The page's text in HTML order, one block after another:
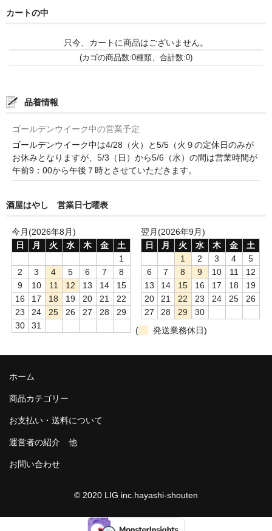
神亀 神亀酒造（埼玉県蓮田市）
長珍 長珍酒造（愛知県津島市）
るみ子の酒・英・妙の華 森喜酒造（三重県伊賀市）
大治郎・喜量能 畑酒造（滋賀県東近江市）
秋鹿・奥鹿 秋鹿酒造（大阪府豊能郡能勢町）
竹泉 田治米（兵庫県朝来市）
奥播磨 下村酒造店（兵庫県姫路市安富町）
諏訪泉 諏訪酒造（鳥取県八頭郡智頭町）
✚旭日 旭日酒造（島根県出雲市）
悦凱陣 丸尾本店（香川県琴平市）
旭菊・綾花 旭菊酒造（福岡県久留米市）
明るい農村 霧島町蒸留所（鹿児島県霧島市）
鶴見 大石酒造（鹿児島県阿久根市）
鉄輪 瑞鷹（熊本県熊本市）
自 然 派 ワ イ ン
France/ﾌﾗﾝｽ
カートの中
只今、カートに商品はございません。
(カゴの商品数:0種類、合計数:0)
品着情報
ゴールデンウイーク中の営業予定
ゴールデンウイーク中は4/28（火）と5/5（火９の定休日のみが
お休みとなりますが、5/3（日）から5/6（水）の間は営業時間が
午前9：00から午後７時とさせていただきます。
酒屋はやし 営業日七曜表
今月(2026年8月)
日
月 火 水 木 金
土
1
2
3 4 5 6 7
8
9
10 11 12 13 14
15
16
17 18 19 20 21
22
23
24 25 26 27 28
29
30
31
翌月(2026年9月)
日
月 火 水 木 金
土
1
2 3 4
5
6
7 8 9 10 11
12
13
14 15 16 17 18
19
20
21 22 23 24 25
26
27
28 29
30
(
発送業務休日)
ホーム
商品カテゴリー
お支払い・送料について
運営者の紹介 他
お問い合わせ
© 2020 LIG inc.hayashi-shouten